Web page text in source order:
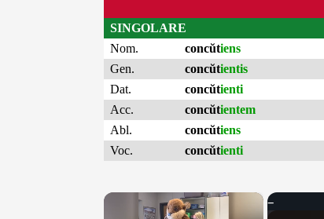
SINGOLARE
Nom.
concŭtiens
Gen.
concŭtientis
Dat.
concŭtienti
Acc.
concŭtientem
Abl.
concŭtiens
Voc.
concŭtienti
×